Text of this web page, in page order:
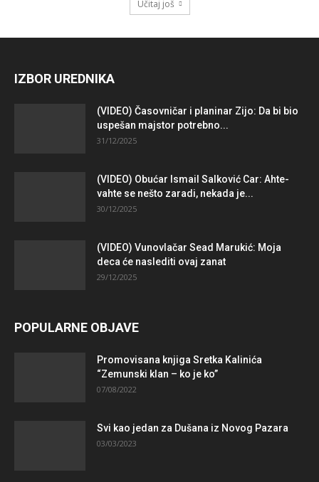
Učitaj još
IZBOR UREDNIKA
(VIDEO) Časovničar i planinar Zijo: Da bi bio
uspešan majstor potrebno...
31/12/2025
(VIDEO) Obućar Ismail Salković Car: Ahte-
vahte se nešto zaradi, nekada je...
30/12/2025
(VIDEO) Vunovlačar Sead Marukić: Moja
deca će naslediti ovaj zanat
29/12/2025
POPULARNE OBJAVE
Promovisana knjiga Sretka Kalinića
“Zemunski klan – ko je ko”
07/08/2022
Svi kao jedan za Dušana iz Novog Pazara
03/03/2023